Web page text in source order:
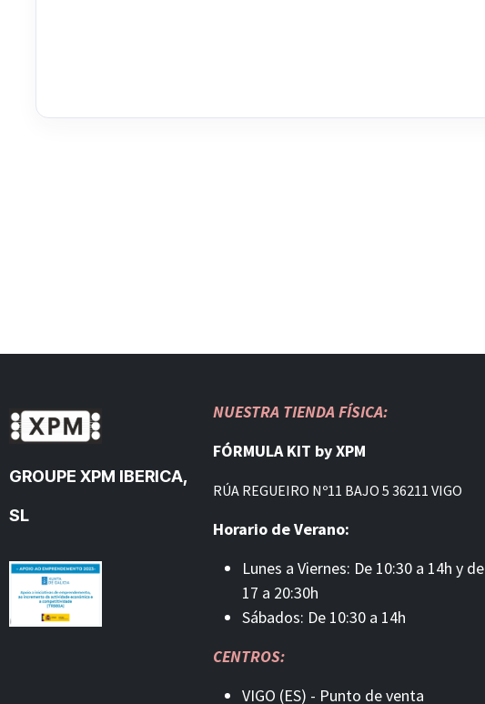
GROUPE XPM IBERICA,
SL
NUESTRA TIENDA FÍSICA:
FÓRMULA KIT by XPM
RÚA REGUEIRO Nº11 BAJO 5 36211 VIGO
Horario de Verano:
Lunes a Viernes: De 10:30 a 14h y de
17 a 20:30h
Sábados: De 10:30 a 14h
CENTROS:
VIGO (ES) - Punto de venta